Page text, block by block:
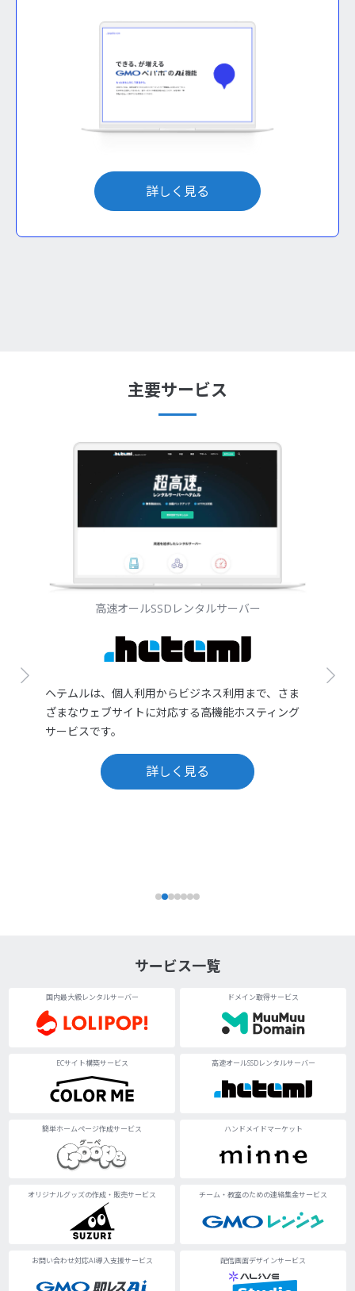
詳しく見る
主要サービス
高速オールSSDレンタルサーバー
ヘテムルは、個人利用からビジネス利用まで、さま
ざまなウェブサイトに対応する高機能ホスティング
サービスです。
詳しく見る
サービス一覧
国内最大級レンタルサーバー ドメイン取得サービス
ECサイト構築サービス 高速オールSSDレンタルサーバー
簡単ホームページ作成サービス ハンドメイドマーケット
オリジナルグッズの作成・販売サービス チーム・教室のための連絡集金サービス
お問い合わせ対応AI導入支援サービス 配信画面デザインサービス